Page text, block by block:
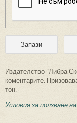
Издателство "Либра
коментарите.
тон.
Условия за ползване